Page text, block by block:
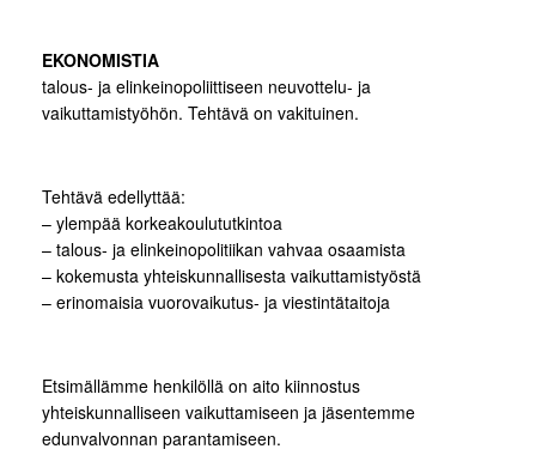
EKONOMISTIA
talous- ja elinkeinopoliittiseen neuvottelu- ja
vaikuttamistyöhön. Tehtävä on vakituinen.
Tehtävä edellyttää:
– ylempää korkeakoulututkintoa
– talous- ja elinkeinopolitiikan vahvaa osaamista
– kokemusta yhteiskunnallisesta vaikuttamistyöstä
– erinomaisia vuorovaikutus- ja viestintätaitoja
Etsimällämme henkilöllä on aito kiinnostus
yhteiskunnalliseen vaikuttamiseen ja jäsentemme
edunvalvonnan parantamiseen.